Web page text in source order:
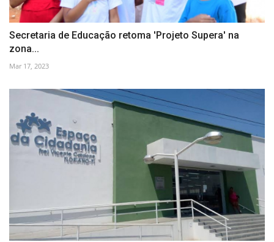
Secretaria de Educação retoma 'Projeto Supera' na
zona...
Mar 17, 2023